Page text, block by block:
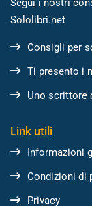
Segui i nostri
Sololibri.net
Consigli per
Ti presento i
Uno scrittore
Link utili
Informazioni
Condizioni di
Privacy